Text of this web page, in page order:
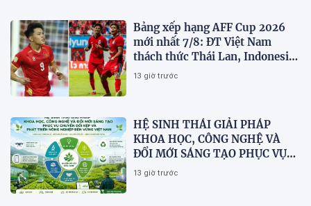
Bảng xếp hạng AFF Cup 2026
mới nhất 7/8: ĐT Việt Nam
thách thức Thái Lan, Indonesia
dừng bước
13 giờ trước
HỆ SINH THÁI GIẢI PHÁP
KHOA HỌC, CÔNG NGHỆ VÀ
ĐỔI MỚI SÁNG TẠO PHỤC VỤ
CHUYỂN ĐỔI KÉP VÀ PHÁT
13 giờ trước